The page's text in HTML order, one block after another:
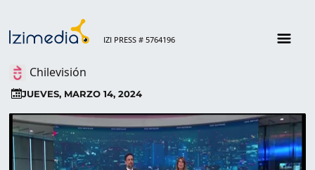
IZI PRESS # 5764196
Chilevisión
JUEVES, MARZO 14, 2024